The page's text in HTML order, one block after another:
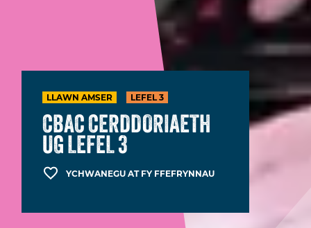
LLAWN AMSER LEFEL 3
CBAC CERDDORIAETH
UG LEFEL 3
YCHWANEGU AT FY FFEFRYNNAU